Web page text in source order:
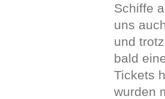
Schiffe
uns
und
bald
Tickets
wurden